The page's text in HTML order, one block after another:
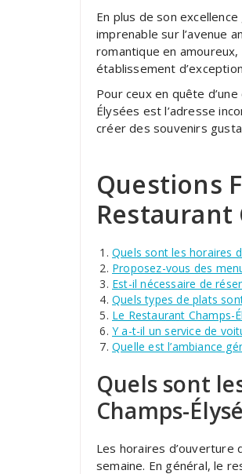
En plus de son
imprenable sur l’avenue
romantique en
établissement
Pour ceux en quête
Élysées est l’adresse
créer des souvenirs
Questions
Restaurant
Quels sont les horaires
Proposez-vous des
Est-il nécessaire de
Quels types de plats
Le Restaurant Champs-
Y a-t-il un service de
Quelle est l’ambiance
Quels sont
Champs-
Les horaires d’ouverture
semaine. En général, le